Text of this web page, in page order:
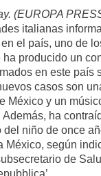
(EUROPA
italianas
el país, uno de
ha producido un
en este país
casos son
México y un
Además, ha
del niño de once
México, según
de